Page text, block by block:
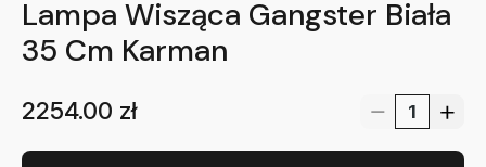
Lampa Wisząca Gangster Biała
35 Cm Karman
2254.00 zł